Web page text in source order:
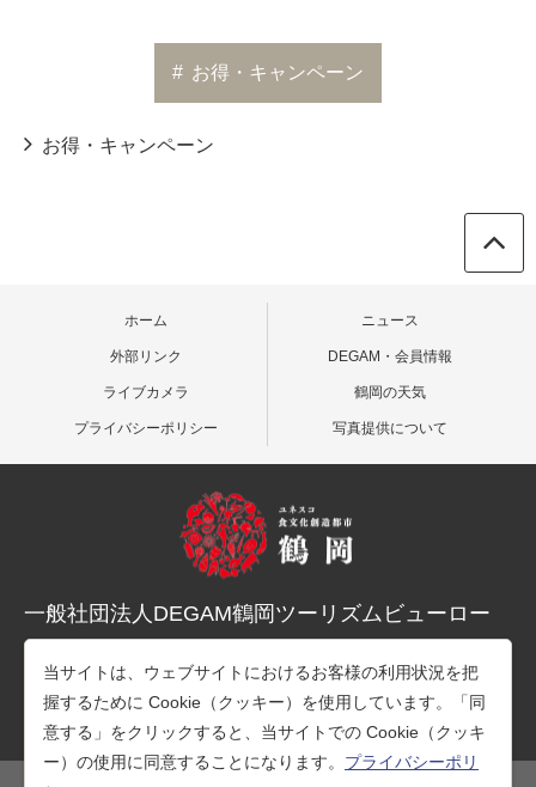
# お得・キャンペーン
お得・キャンペーン
ホーム ニュース
外部リンク DEGAM・会員情報
ライブカメラ 鶴岡の天気
プライバシーポリシー 写真提供について
一般社団法人DEGAM鶴岡ツーリズムビューロー
TEL：0235-25-7678（観光案内）
TEL：0235-26-1218（事務所）
当サイトは、ウェブサイトにおけるお客様の利用状況を把
握するために Cookie（クッキー）を使用しています。「同
意する」をクリックすると、当サイトでの Cookie（クッキ
ー）の使用に同意することになります。 プライバシーポリ